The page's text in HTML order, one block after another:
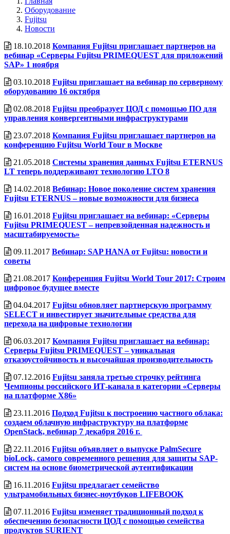
Оборудование
Fujitsu
Новости
18.10.2018 Компания Fujitsu приглашает партнеров на
вебинар «Серверы Fujitsu PRIMEQUEST для приложений
SAP» 1 ноября
03.10.2018 Fujitsu приглашает на вебинар по серверному
оборудованию 16 октября
02.08.2018 Fujitsu преобразует ЦОД с помощью ПО для
управления конвергентными инфраструктурами
23.07.2018 Компания Fujitsu приглашает партнеров на
конференцию Fujitsu World Tour в Москве
21.05.2018 Системы хранения данных Fujitsu ETERNUS
LT теперь поддерживают технологию LTO 8
14.02.2018 Вебинар: Новое поколение систем хранения
Fujitsu ETERNUS – новые возможности для бизнеса
16.01.2018 Fujitsu приглашает на вебинар: «Серверы
Fujitsu PRIMEQUEST – непревзойденная надежность и
масштабируемость»
09.11.2017 Вебинар: SAP HANA oт Fujitsu: новости и
советы
21.08.2017 Конференция Fujitsu World Tour 2017: Строим
цифровое будущее вместе
04.04.2017 Fujitsu обновляет партнерскую программу
SELECT и инвестирует значительные средства для
перехода на цифровые технологии
06.03.2017 Компания Fujitsu приглашает на вебинар:
Серверы Fujitsu PRIMEQUEST – уникальная
отказоустойчивость и высочайшая производительность
07.12.2016 Fujitsu заняла третью строчку рейтинга
Чемпионы российского ИТ-канала в категории «Серверы
на платформе X86»
23.11.2016 Подход Fujitsu к построению частного облака:
создаем облачную инфраструктуру на платформе
OpenStack, вебинар 7 декабря 2016 г.
22.11.2016 Fujitsu объявляет о выпуске PalmSecure
bioLock, самого современного решения для защиты SAP-
систем на основе биометрической аутентификации
16.11.2016 Fujitsu предлагает семейство
ультрамобильных бизнес-ноутбуков LIFEBOOK
07.11.2016 Fujitsu изменяет традиционный подход к
обеспечению безопасности ЦОД с помощью семейства
продуктов SURIENT